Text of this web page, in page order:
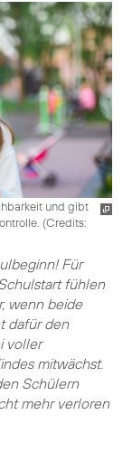
und gibt
(Credits:
Für
fühlen
wenn beide
dafür den
voller
mitwächst.
Schülern
mehr verloren